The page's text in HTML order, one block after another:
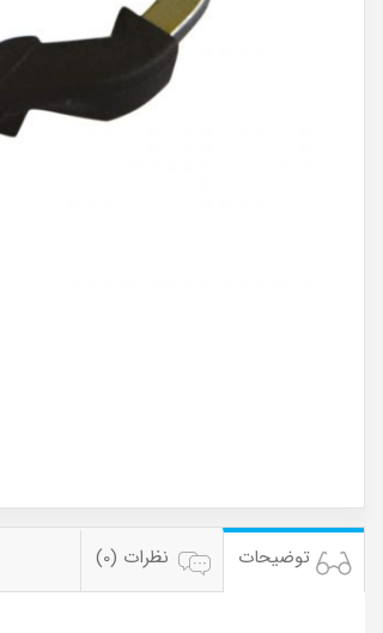
توضیحات نظرات (0)